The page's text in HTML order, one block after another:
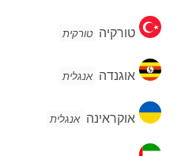
טורקיה
טורקיה טורקית
אוגנדה
אוגנדה אנגלית
אוקראינה
אוקראינה אנגלית
איחוד